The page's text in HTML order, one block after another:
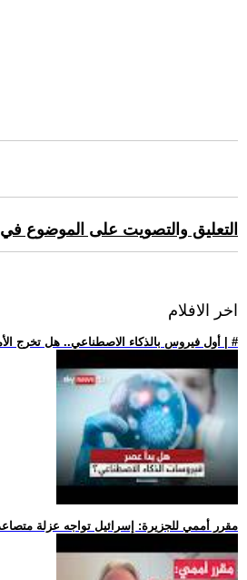
التعليق والتصويت على الموضوع
اخر الافلام
.. أول فيروس بالذكاء الاصطناعي.. هل تخرج الأمور عن السيطرة؟ | #
.. مقرر أممي للجزيرة: إسرائيل تواجه عزلة